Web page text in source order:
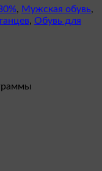
, Мужская обувь,
, Обувь для